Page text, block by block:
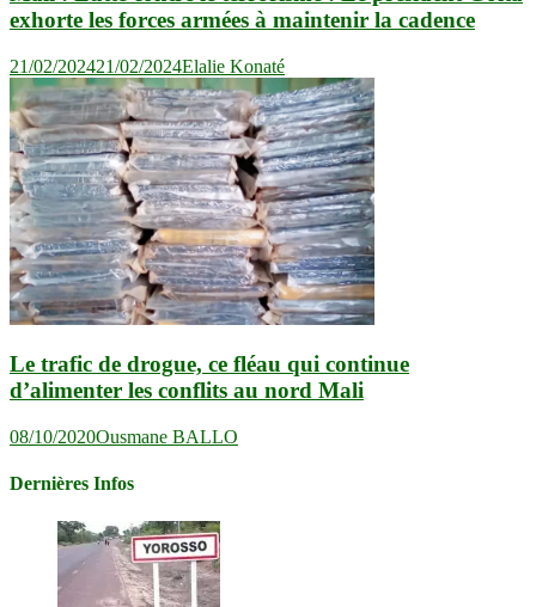
exhorte les forces armées à maintenir la cadence
21/02/202421/02/2024Elalie Konaté
Le trafic de drogue, ce fléau qui continue
d’alimenter les conflits au nord Mali
08/10/2020Ousmane BALLO
Dernières Infos